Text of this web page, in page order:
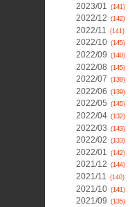
2023/01 (141)
2022/12 (142)
2022/11 (141)
2022/10 (145)
2022/09 (140)
2022/08 (145)
2022/07 (139)
2022/06 (139)
2022/05 (145)
2022/04 (132)
2022/03 (143)
2022/02 (133)
2022/01 (142)
2021/12 (144)
2021/11 (140)
2021/10 (141)
2021/09 (135)